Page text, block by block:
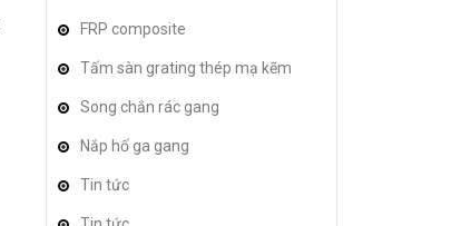
FRP composite
Tấm sàn grating thép mạ kẽm
Song chắn rác gang
Nắp hố ga gang
Tin tức